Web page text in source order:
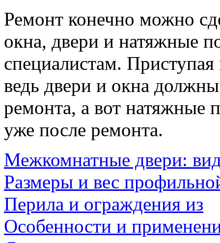
Ремонт конечно можно
окна, двери и натяжные
специалистам.
ведь двери и окна
ремонта, а вот натяжные
уже после ремонта.
Межкомнатные двери:
Размеры и вес
Перила и ограждения из
Особенности и